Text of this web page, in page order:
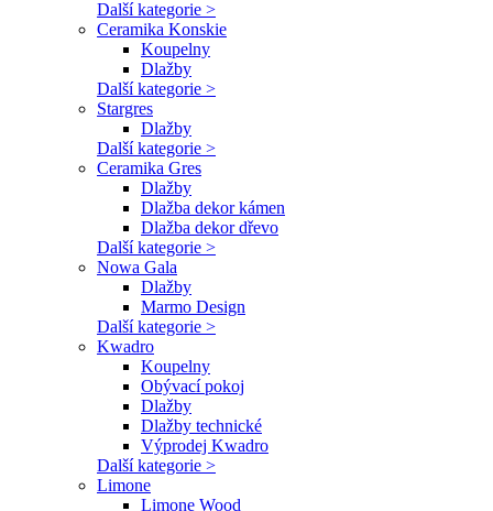
Další kategorie >
Ceramika Konskie
Koupelny
Dlažby
Další kategorie >
Stargres
Dlažby
Další kategorie >
Ceramika Gres
Dlažby
Dlažba dekor kámen
Dlažba dekor dřevo
Další kategorie >
Nowa Gala
Dlažby
Marmo Design
Další kategorie >
Kwadro
Koupelny
Obývací pokoj
Dlažby
Dlažby technické
Výprodej Kwadro
Další kategorie >
Limone
Limone Wood